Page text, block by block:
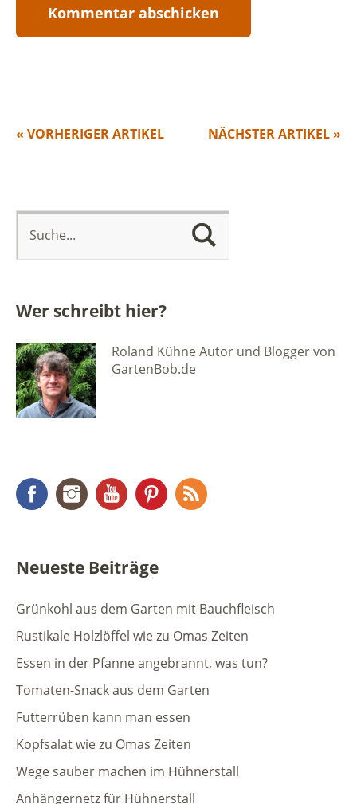
NÄCHSTER ARTIKEL »
« VORHERIGER ARTIKEL
Wer schreibt hier?
Roland Kühne Autor und Blogger von
GartenBob.de
FacebookInstagramYouTubePinterest
Neueste Beiträge
Grünkohl aus dem Garten mit Bauchfleisch
Rustikale Holzlöffel wie zu Omas Zeiten
Essen in der Pfanne angebrannt, was tun?
Tomaten-Snack aus dem Garten
Futterrüben kann man essen
Kopfsalat wie zu Omas Zeiten
Wege sauber machen im Hühnerstall
Anhängernetz für Hühnerstall